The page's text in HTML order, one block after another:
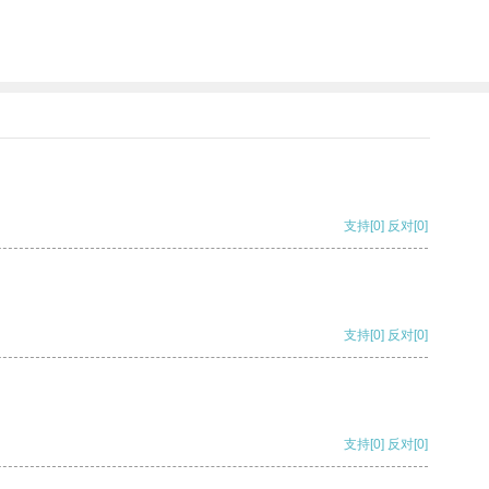
支持[0] 反对[0]
支持[0] 反对[0]
支持[0] 反对[0]